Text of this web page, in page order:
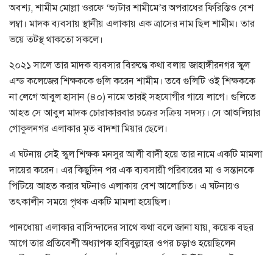
অবশ্য, শামীম মোল্লা ওরফে ‘শ্যুটার শামীমে’র অপরাধের ফিরিস্তিও বেশ
লম্বা। মাদক ব্যবসায় স্থানীয় এলাকায় এক ত্রাসের নাম ছিল শামীম। তার
ভয়ে তটস্থ থাকতো সকলে।
২০২১ সালে তার মাদক ব্যবসার বিরুদ্ধে কথা বলায় জাহাঙ্গীরনগর স্কুল
এন্ড কলেজের শিক্ষককে গুলি করেন শামীম। তবে গুলিটি ওই শিক্ষককে
না লেগে আবুল হাসান (৪০) নামে তারই সহযোগীর গায়ে লাগে। গুলিতে
আহত সে আবুল মাদক চোরাকারবার চক্রের সক্রিয় সদস্য। সে আশুলিয়ার
গোকুলনগর এলাকার মৃত বাদশা মিয়ার ছেলে।
এ ঘটনায় সেই স্কুল শিক্ষক মনসুর আলী বাদী হয়ে তার নামে একটি মামলা
দায়ের করেন। এর কিছুদিন পর এক ব্যবসায়ী পরিবারের মা ও সন্তানকে
পিটিয়ে আহত করার ঘটনাও এলাকায় বেশ আলোচিত। এ ঘটনায়ও
তৎকালীন সময়ে পৃথক একটি মামলা হয়েছিল।
পানধোয়া এলাকার বাসিন্দাদের সাথে কথা বলে জানা যায়, কয়েক বছর
আগে তার প্রতিবেশী অধ্যাপক হাবিবুল্লাহর ওপর চড়াও হয়েছিলেন